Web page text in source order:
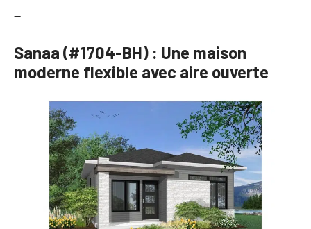
—
Sanaa (#1704-BH) : Une maison
moderne flexible avec aire ouverte